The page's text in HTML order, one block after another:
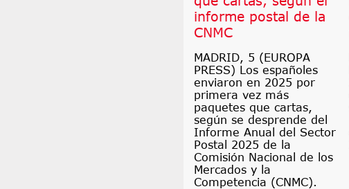
informe postal de la
CNMC
MADRID, 5 (EUROPA
PRESS) Los españoles
enviaron en 2025 por
primera vez más
paquetes que cartas,
según se desprende del
Informe Anual del Sector
Postal 2025 de la
Comisión Nacional de los
Mercados y la
Competencia (CNMC).